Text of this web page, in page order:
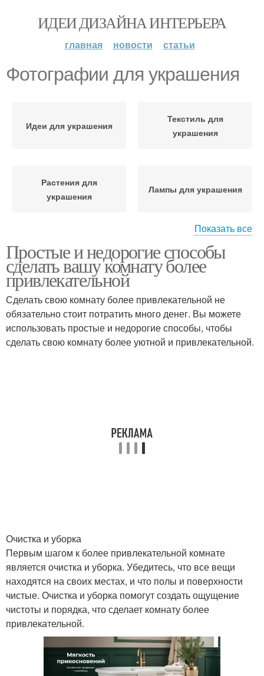
ИДЕИ ДИЗАЙНА ИНТЕРЬЕРА
главная новости статьи
Фотографии для украшения
Идеи для украшения
Текстиль для
украшения
Растения для
украшения
Лампы для украшения
украшения
Наклейки для
украшения
Панно для украшения Плитки для украшения
Показать все
Простые и недорогие способы
сделать вашу комнату более
привлекательной
Сделать свою комнату более привлекательной не
обязательно стоит потратить много денег. Вы можете
использовать простые и недорогие способы, чтобы
сделать свою комнату более уютной и привлекательной.
Очистка и уборка
Первым шагом к более привлекательной комнате
является очистка и уборка. Убедитесь, что все вещи
находятся на своих местах, и что полы и поверхности
чистые. Очистка и уборка помогут создать ощущение
чистоты и порядка, что сделает комнату более
привлекательной.